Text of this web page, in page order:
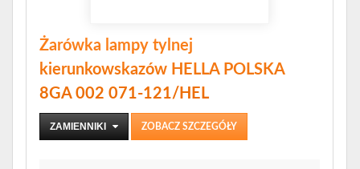
Żarówka lampy tylnej
kierunkowskazów HELLA POLSKA
8GA 002 071-121/HEL
ZAMIENNIKI ZOBACZ SZCZEGÓŁY